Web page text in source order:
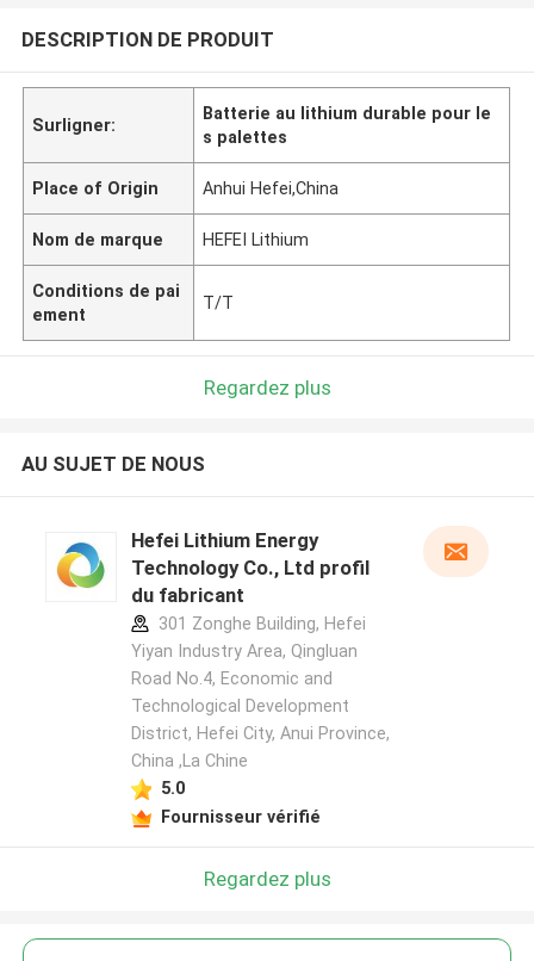
DESCRIPTION DE PRODUIT
Surligner:
Batterie au lithium durable pour le
s palettes
Place of Origin Anhui Hefei,China
Nom de marque HEFEI Lithium
Conditions de pai
ement
T/T
Regardez plus
AU SUJET DE NOUS
Hefei Lithium Energy
Technology Co., Ltd profil
du fabricant
301 Zonghe Building, Hefei
Yiyan Industry Area, Qingluan
Road No.4, Economic and
Technological Development
District, Hefei City, Anui Province,
China ,La Chine
5.0
Fournisseur vérifié
Regardez plus